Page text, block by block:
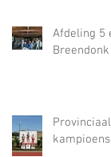
Afdeling 5
Breendonk
Provinciaal